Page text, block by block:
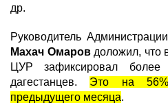
др.
Руководитель
Махач Омаровдоложил, что
ЦУР зафиксировал
дагестанцев. Это на 56%
предыдущего месяца.